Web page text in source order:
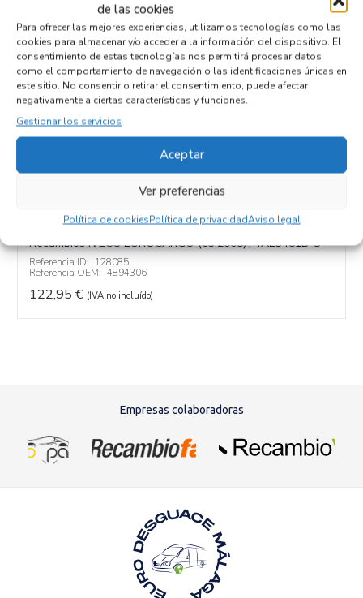
de las cookies
Para ofrecer las mejores experiencias, utilizamos tecnologías como las
cookies para almacenar y/o acceder a la información del dispositivo. El
consentimiento de estas tecnologías nos permitirá procesar datos
como el comportamiento de navegación o las identificaciones únicas en
este sitio. No consentir o retirar el consentimiento, puede afectar
negativamente a ciertas características y funciones.
Gestionar los servicios
Aceptar
Ver preferencias
Política de cookiesPolítica de privacidadAviso legal
Código motor
F4AE3481B*S
Código cambio
Productos relacionados
COMPRESOR AIRE ACONDICIONADO
4894306
Recambios IVECOEUROCARGO (03.2008)F4AE3481B*S
Referencia ID: 128085
Referencia OEM: 4894306
122,95 € (IVA no incluído)
Empresas colaboradoras